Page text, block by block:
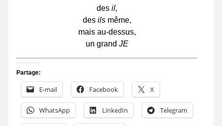
des il,
des ilsmême,
mais au-dessus,
un grand JE
Partage:
E-mail Facebook X
WhatsApp LinkedIn Telegram